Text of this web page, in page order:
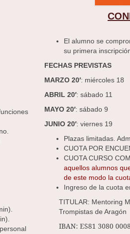
El alumno se
su primera
FECHAS PREVISTAS
MARZO 20′: miércoles 18
ABRIL 20′: sábado 11
MAYO 20′: sábado 9
JUNIO 20′: viernes 19
Plazas limitadas.
CUOTA POR
CUOTA CURSO
aquellos alumnos
de este modo la
Ingreso de la cuota
TITULAR: Mentoring
Trompistas de Aragón
IBAN: ES81 3080